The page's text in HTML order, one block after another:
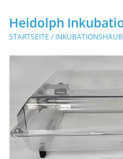
Biotechnologie
Kühlschränke
Laborgeräte
Heidolph
STARTSEITE /